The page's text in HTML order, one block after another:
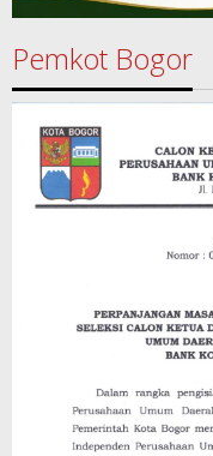
Pemkot Bogor